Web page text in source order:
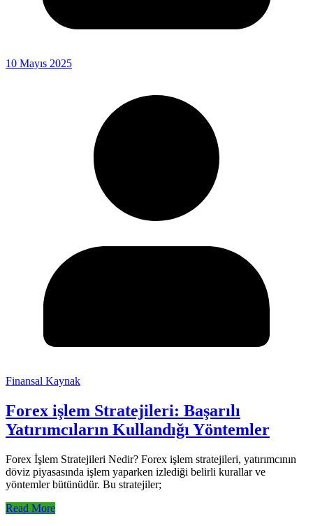
10 Mayıs 2025
Finansal Kaynak
Forex işlem Stratejileri: Başarılı
Yatırımcıların Kullandığı Yöntemler
Forex İşlem Stratejileri Nedir? Forex işlem stratejileri, yatırımcının
döviz piyasasında işlem yaparken izlediği belirli kurallar ve
yöntemler bütünüdür. Bu stratejiler;
Read More